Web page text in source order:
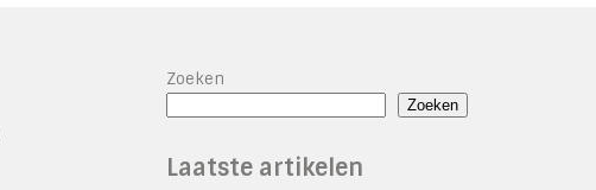
Zoeken
Zoeken
Laatste artikelen